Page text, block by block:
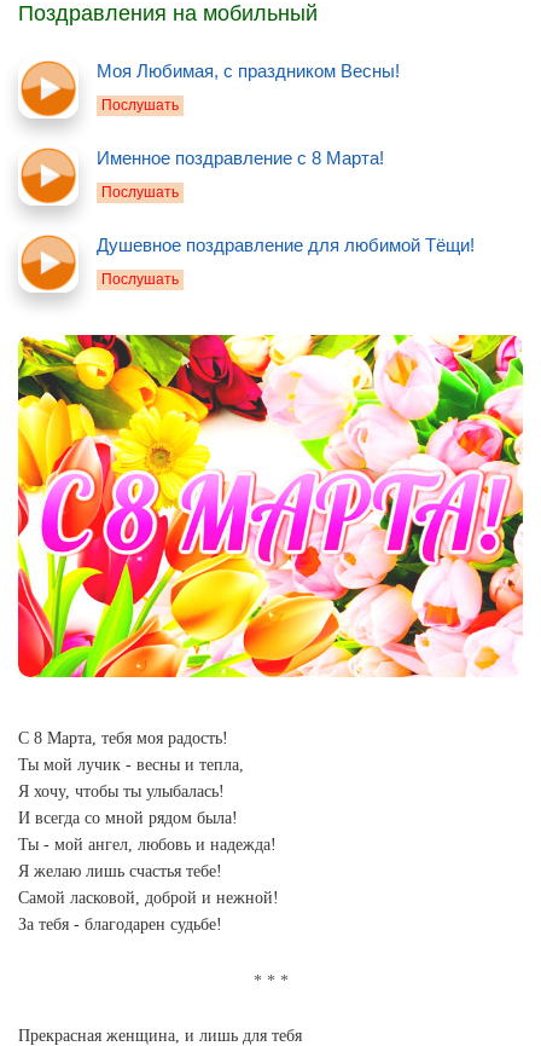
Поздравления на мобильный
Моя Любимая, с праздником Весны!
Послушать
Именное поздравление с 8 Марта!
Послушать
Душевное поздравление для любимой Тёщи!
Послушать
С 8 Марта, тебя моя радость!
Ты мой лучик - весны и тепла,
Я хочу, чтобы ты улыбалась!
И всегда со мной рядом была!
Ты - мой ангел, любовь и надежда!
Я желаю лишь счастья тебе!
Самой ласковой, доброй и нежной!
За тебя - благодарен судьбе!
Прекрасная женщина, и лишь для тебя